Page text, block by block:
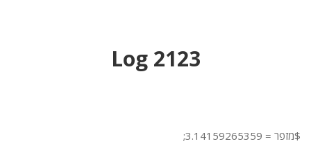
Log 2123
$מזפר = 3.14159265359;